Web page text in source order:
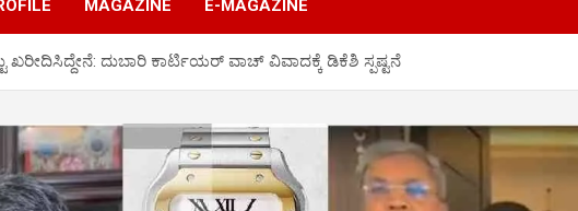
MAGAZINE E-MAGAZINE
ಖರೀದಿಸಿದ್ದೇನೆ: ದುಬಾರಿ ಕಾರ್ಟಿಯರ್ ವಾಚ್ ವಿವಾದಕ್ಕೆ ಡಿಕೆಶಿ ಸ್ಪಷ್ಟನೆ